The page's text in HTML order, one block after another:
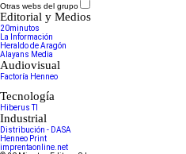
Otras webs del grupo
Editorial y Medios
20minutos
La Información
Heraldo de Aragón
Alayans Media
Audiovisual
Factoría Henneo
Tecnología
Hiberus TI
Industrial
Distribución - DASA
Henneo Print
imprentaonline.net